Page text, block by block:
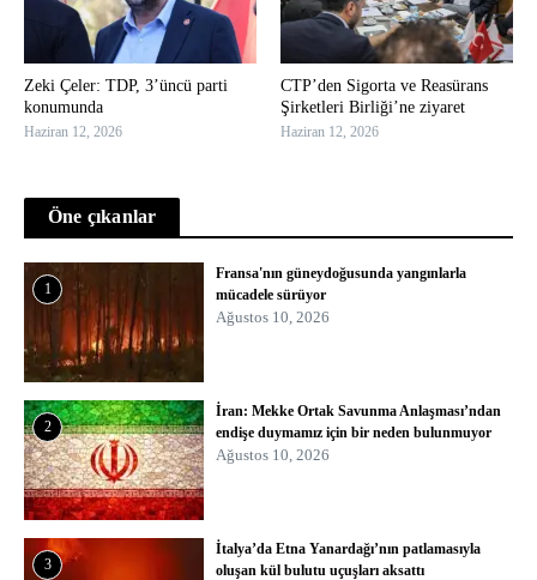
Zeki Çeler: TDP, 3’üncü parti
konumunda
Haziran 12, 2026
CTP’den Sigorta ve Reasürans
Şirketleri Birliği’ne ziyaret
Haziran 12, 2026
Öne çıkanlar
1
Fransa'nın güneydoğusunda yangınlarla
mücadele sürüyor
Ağustos 10, 2026
2
İran: Mekke Ortak Savunma Anlaşması’ndan
endişe duymamız için bir neden bulunmuyor
Ağustos 10, 2026
3
İtalya’da Etna Yanardağı’nın patlamasıyla
oluşan kül bulutu uçuşları aksattı